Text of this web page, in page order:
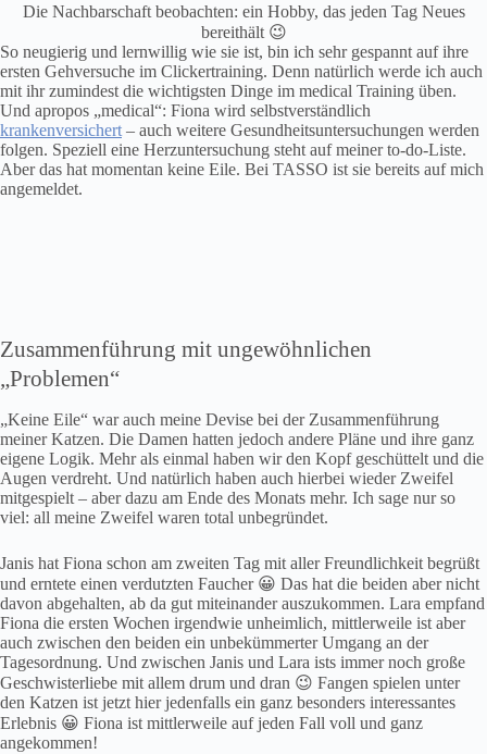
Die Nachbarschaft beobachten: ein Hobby, das jeden Tag Neues
bereithält 😉
So neugierig und lernwillig wie sie ist, bin ich sehr gespannt auf ihre
ersten Gehversuche im Clickertraining. Denn natürlich werde ich auch
mit ihr zumindest die wichtigsten Dinge im medical Training üben.
Und apropos „medical“: Fiona wird selbstverständlich
krankenversichert – auch weitere Gesundheitsuntersuchungen werden
folgen. Speziell eine Herzuntersuchung steht auf meiner to-do-Liste.
Aber das hat momentan keine Eile. Bei TASSO ist sie bereits auf mich
angemeldet.
Zusammenführung mit ungewöhnlichen
„Problemen“
„Keine Eile“ war auch meine Devise bei der Zusammenführung
meiner Katzen. Die Damen hatten jedoch andere Pläne und ihre ganz
eigene Logik. Mehr als einmal haben wir den Kopf geschüttelt und die
Augen verdreht. Und natürlich haben auch hierbei wieder Zweifel
mitgespielt – aber dazu am Ende des Monats mehr. Ich sage nur so
viel: all meine Zweifel waren total unbegründet.
Janis hat Fiona schon am zweiten Tag mit aller Freundlichkeit begrüßt
und erntete einen verdutzten Faucher 😀 Das hat die beiden aber nicht
davon abgehalten, ab da gut miteinander auszukommen. Lara empfand
Fiona die ersten Wochen irgendwie unheimlich, mittlerweile ist aber
auch zwischen den beiden ein unbekümmerter Umgang an der
Tagesordnung. Und zwischen Janis und Lara ists immer noch große
Geschwisterliebe mit allem drum und dran 😉 Fangen spielen unter
den Katzen ist jetzt hier jedenfalls ein ganz besonders interessantes
Erlebnis 😀 Fiona ist mittlerweile auf jeden Fall voll und ganz
angekommen!